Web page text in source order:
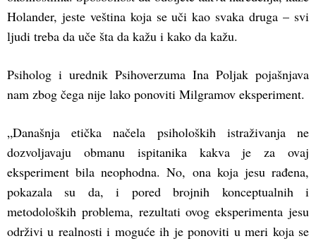
Holander, jeste veština koja se uči kao svaka druga – svi
ljudi treba da uče šta da kažu i kako da kažu.
Psiholog i urednik Psihoverzuma Ina Poljak pojašnjava
nam zbog čega nije lako ponoviti Milgramov eksperiment.
„Današnja etička načela psiholoških istraživanja ne
dozvoljavaju obmanu ispitanika kakva je za ovaj
eksperiment bila neophodna. No, ona koja jesu rađena,
pokazala su da, i pored brojnih konceptualnih i
metodoloških problema, rezultati ovog eksperimenta jesu
održivi u realnosti i moguće ih je ponoviti u meri koja se